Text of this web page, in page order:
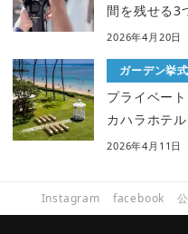
間を残せる3
2026年4月20日
ガーデン挙式
プライベー
カハラホテ
2026年4月11日
Instagram facebook